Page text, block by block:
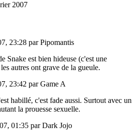
2007
23:28 par Pipomantis
Snake est bien hideuse (c'est une
autres ont grave de la gueule.
23:42 par Game A
habillé, c'est fade aussi. Surtout avec un
la prouesse sexuelle.
01:35 par Dark Jojo